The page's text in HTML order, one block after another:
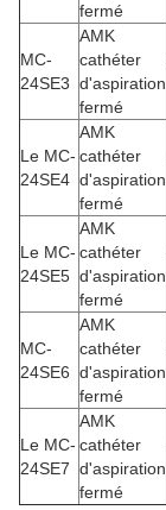
fermé
MC-
24SE3
AMK
cathéter
d'aspiration
fermé
Le MC-
24SE4
AMK
cathéter
d'aspiration
fermé
Le MC-
24SE5
AMK
cathéter
d'aspiration
fermé
MC-
24SE6
AMK
cathéter
d'aspiration
fermé
Le MC-
24SE7
AMK
cathéter
d'aspiration
fermé